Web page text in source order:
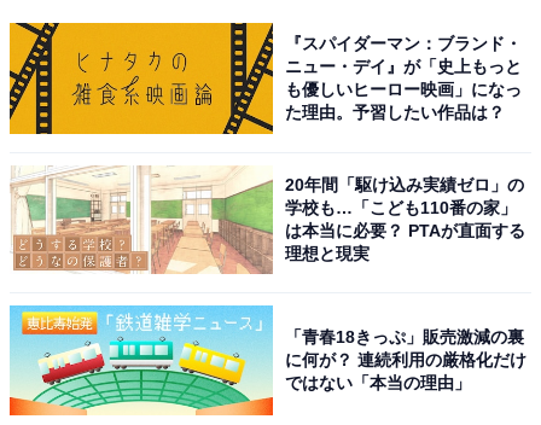
レギンスと重ねて旬コーデも！ 長め丈が嬉しいニ
ットワンピ
『スパイダーマン：ブランド・
ニュー・デイ』が「史上もっと
も優しいヒーロー映画」になっ
た理由。予習したい作品は？
20年間「駆け込み実績ゼロ」の
学校も…「こども110番の家」
は本当に必要？ PTAが直面する
理想と現実
「青春18きっぷ」販売激減の裏
に何が？ 連続利用の厳格化だけ
ではない「本当の理由」